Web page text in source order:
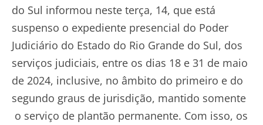
do Sul informou neste terça, 14, que está
suspenso o expediente presencial do Poder
Judiciário do Estado do Rio Grande do Sul, dos
serviços judiciais, entre os dias 18 e 31 de maio
de 2024, inclusive, no âmbito do primeiro e do
segundo graus de jurisdição, mantido somente
o serviço de plantão permanente. Com isso, os